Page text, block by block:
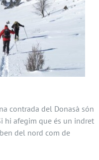
contrada del Donasà són
hi afegim que és un indret
del nord com de